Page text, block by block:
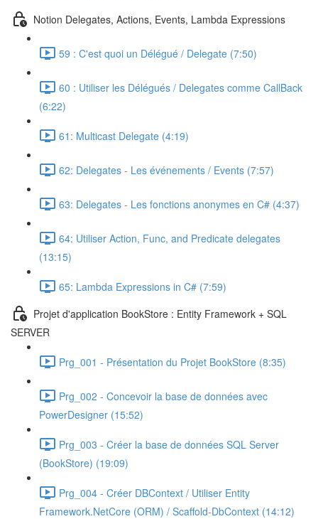
Notion Delegates, Actions, Events, Lambda Expressions
59 : C'est quoi un Délégué / Delegate (7:50)
60 : Utiliser les Délégués / Delegates comme CallBack
(6:22)
61: Multicast Delegate (4:19)
62: Delegates - Les événements / Events (7:57)
63: Delegates - Les fonctions anonymes en C# (4:37)
64: Utiliser Action, Func, and Predicate delegates
(13:15)
65: Lambda Expressions in C# (7:59)
Projet d'application BookStore : Entity Framework + SQL
SERVER
Prg_001 - Présentation du Projet BookStore (8:35)
Prg_002 - Concevoir la base de données avec
PowerDesigner (15:52)
Prg_003 - Créer la base de données SQL Server
(BookStore) (19:09)
Prg_004 - Créer DBContext / Utiliser Entity
Framework.NetCore (ORM) / Scaffold-DbContext (14:12)